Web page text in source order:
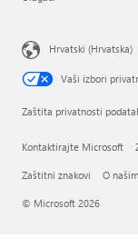
Hrvatski (Hrvatska)
Vaši izbori
Zaštita privatnosti
Kontaktirajte Microsoft
Zaštitni znakovi O
© Microsoft 2026